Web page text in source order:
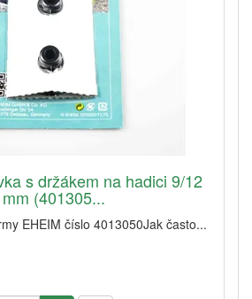
s držákem na hadici 9/12
mm (401305...
EHEIM číslo 4013050Jak často...